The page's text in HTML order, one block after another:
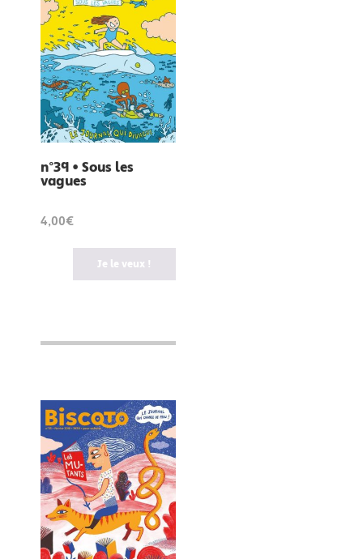
n°39 • Sous les
vagues
4,00€
Je le veux !